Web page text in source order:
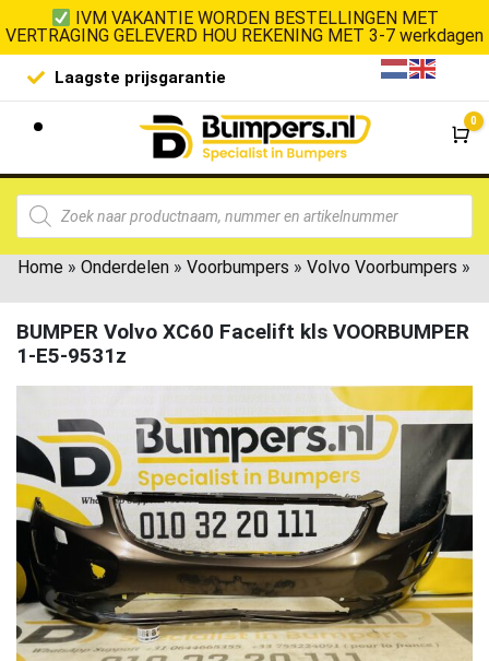
IVM VAKANTIE WORDEN BESTELLINGEN MET
VERTRAGING GELEVERD HOU REKENING MET 3-7 werkdagen
Laagste prijsgarantie De
0
Home » Onderdelen » Voorbumpers » Volvo Voorbumpers »
BUMPER Volvo XC60 Facelift kls VOORBUMPER
1-E5-9531z